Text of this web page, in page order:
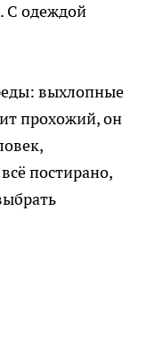
С одеждой
выхлопные
прохожий, он
постирано,